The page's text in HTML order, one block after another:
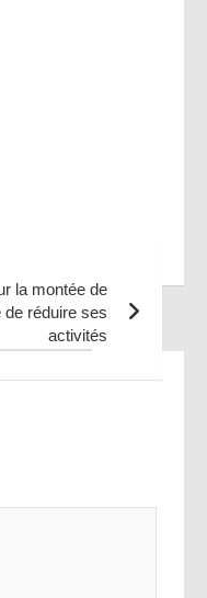
la montée de
de réduire ses
activités